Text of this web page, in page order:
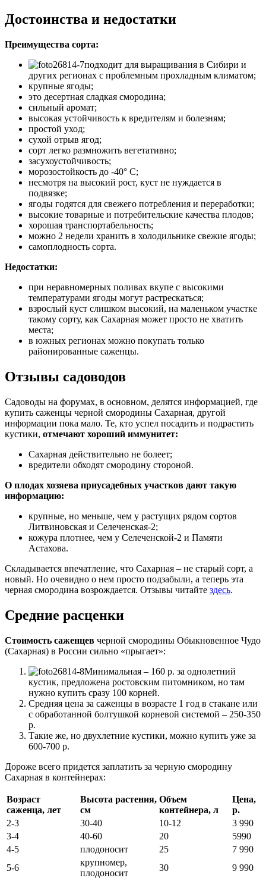
Достоинства и недостатки
Преимущества сорта:
подходит для выращивания в Сибири и
других регионах с проблемным прохладным климатом;
крупные ягоды;
это десертная сладкая смородина;
сильный аромат;
высокая устойчивость к вредителям и болезням;
простой уход;
сухой отрыв ягод;
сорт легко размножить вегетативно;
засухоустойчивость;
морозостойкость до -40° С;
несмотря на высокий рост, куст не нуждается в
подвязке;
ягоды годятся для свежего потребления и переработки;
высокие товарные и потребительские качества плодов;
хорошая транспортабельность;
можно 2 недели хранить в холодильнике свежие ягоды;
самоплодность сорта.
Недостатки:
при неравномерных поливах вкупе с высокими
температурами ягоды могут растрескаться;
взрослый куст слишком высокий, на маленьком участке
такому сорту, как Сахарная может просто не хватить
места;
в южных регионах можно покупать только
районированные саженцы.
Отзывы садоводов
Садоводы на форумах, в основном, делятся информацией, где
купить саженцы черной смородины Сахарная, другой
информации пока мало. Те, кто успел посадить и подрастить
кустики, отмечают хороший иммунитет:
Сахарная действительно не болеет;
вредители обходят смородину стороной.
О плодах хозяева приусадебных участков дают такую
информацию:
крупные, но меньше, чем у растущих рядом сортов
Литвиновская и Селеченская-2;
кожура плотнее, чем у Селеченской-2 и Памяти
Астахова.
Складывается впечатление, что Сахарная – не старый сорт, а
новый. Но очевидно о нем просто подзабыли, а теперь эта
черная смородина возрождается. Отзывы читайте здесь.
Средние расценки
Стоимость саженцев черной смородины Обыкновенное Чудо
(Сахарная) в России сильно «прыгает»:
Минимальная – 160 р. за однолетний
кустик, предложена ростовским питомником, но там
нужно купить сразу 100 корней.
Средняя цена за саженцы в возрасте 1 год в стакане или
с обработанной болтушкой корневой системой – 250-350
р.
Такие же, но двухлетние кустики, можно купить уже за
600-700 р.
Дороже всего придется заплатить за черную смородину
Сахарная в контейнерах:
Возраст
саженца, лет
Высота растения,
см
Объем
контейнера, л
Цена,
р.
2-3
30-40 10-12
3 990
3-4
40-60 20
5990
4-5
плодоносит 25
7 990
5-6
крупномер,
плодоносит
30 9 990